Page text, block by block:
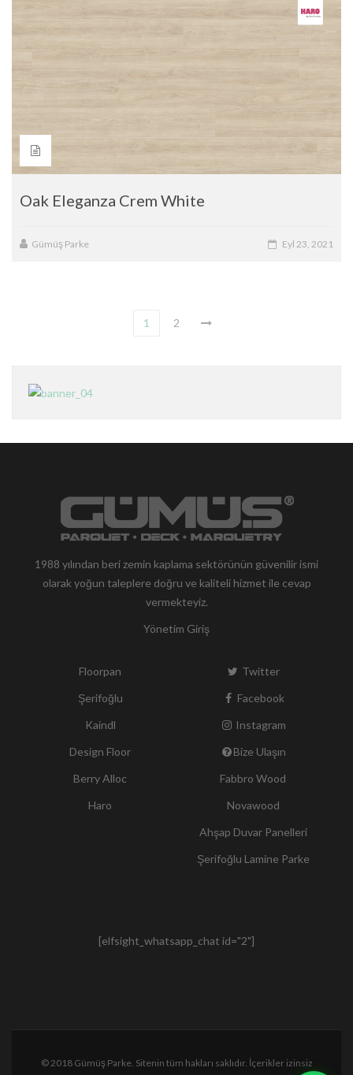
Oak Eleganza Crem White
Gümüş Parke Eyl 23, 2021
1 2
1988 yılından beri zemin kaplama sektörünün güvenilir ismi
olarak yoğun taleplere doğru ve kaliteli hizmet ile cevap
vermekteyiz.
Yönetim Giriş
Floorpan
Şerifoğlu
Kaindl
Design Floor
Berry Alloc
Haro
Twitter
Facebook
Instagram
Bize Ulaşın
Fabbro Wood
Novawood
Ahşap Duvar Panelleri
Şerifoğlu Lamine Parke
[elfsight_whatsapp_chat id="2"]
© 2018 Gümüş Parke. Sitenin tüm hakları saklıdır. İçerikler izinsiz